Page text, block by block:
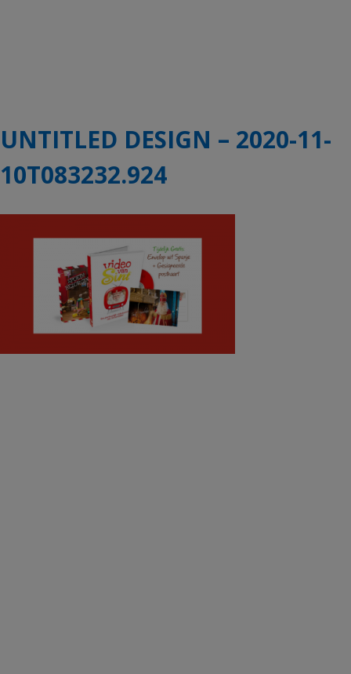
UNTITLED DESIGN – 2020-11-
10T083232.924